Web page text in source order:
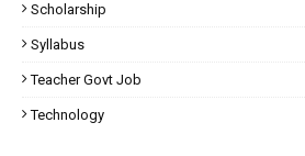
Scholarship
Syllabus
Teacher Govt Job
Technology